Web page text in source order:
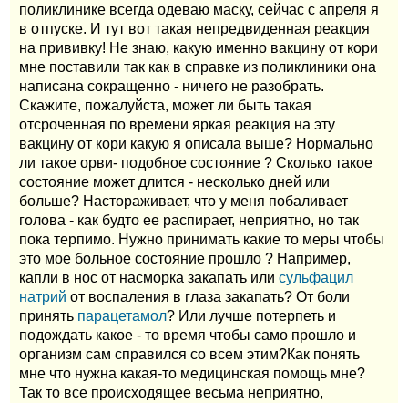
поликлинике всегда одеваю маску, сейчас с апреля я
в отпуске. И тут вот такая непредвиденная реакция
на прививку! Не знаю, какую именно вакцину от кори
мне поставили так как в справке из поликлиники она
написана сокращенно - ничего не разобрать.
Скажите, пожалуйста, может ли быть такая
отсроченная по времени яркая реакция на эту
вакцину от кори какую я описала выше? Нормально
ли такое орви- подобное состояние ? Сколько такое
состояние может длится - несколько дней или
больше? Настораживает, что у меня побаливает
голова - как будто ее распирает, неприятно, но так
пока терпимо. Нужно принимать какие то меры чтобы
это мое больное состояние прошло ? Например,
капли в нос от насморка закапать или сульфацил
натрий от воспаления в глаза закапать? От боли
принять парацетамол? Или лучше потерпеть и
подождать какое - то время чтобы само прошло и
организм сам справился со всем этим?Как понять
мне что нужна какая-то медицинская помощь мне?
Так то все происходящее весьма неприятно,